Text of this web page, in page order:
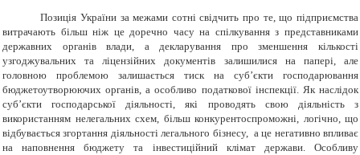
Позиція України за межами сотні свідчить про те, що підприємства
витрачають більш ніж це доречно часу на спілкування з представниками
державних органів влади, а декларування про зменшення кількості
узгоджувальних та ліцензійних документів залишилися на папері, але
головною проблемою залишається тиск на суб’єкти господарювання
бюджетоутворюючих органів, а особливо податкової інспекції. Як наслідок
суб’єкти господарської діяльності, які проводять свою діяльність з
використанням нелегальних схем, більш конкурентоспроможні, логічно, що
відбувається згортання діяльності легального бізнесу, а це негативно впливає
на наповнення бюджету та інвестиційний клімат держави. Особливу